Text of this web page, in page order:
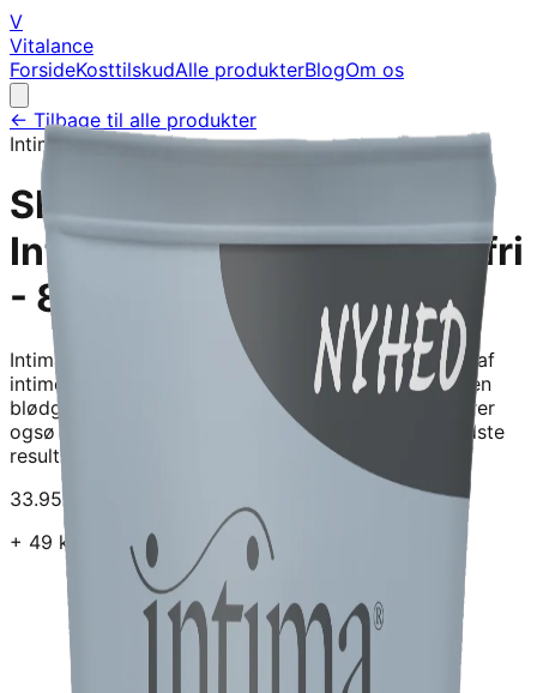
V
Vitalance
ForsideKosttilskudAlle produkterBlogOm os
← Tilbage til alle produkter
Intima
Shaving Cream
Intimbarbering - Parfumefri
- 80ML - Intima
Intiman intim Shaving Cream bruges ved barbering af
intimomrødet. Den er tilpasset sensitiv hud og har en
blødgørende effekt pø hud og hør. Cremen reducerer
ogsø irritationen fra barbering. For at opnø det bedste
resultat, sø bruges den sammen med Intimaø
33.95kr
+ 49 kr i fragt